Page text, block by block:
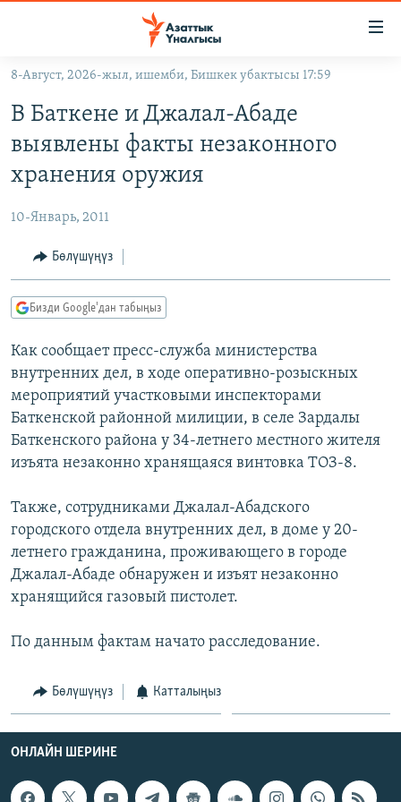
Навигацияга
өтүңүз
салыңыз
ЭКОНОМИКА
МАДАНИЯТ
БОРБОР АЗИЯ
УКРАИНА
АТАЙЫН ИЛИКТӨӨ
ТВ ПРОГРАММАЛАР
ЭКСПЕРТТЕР ТАЛДАЙТ
БИЗ ЖАНА ДҮЙНӨ
ДАНИСТЕ
ЭЖЕ-СИҢДИЛЕР
ӨЗГӨЧӨ ПИКИР
Русский
ОНЛАЙН ШЕРИНЕ
ЭЕ/АРнун бардык сайттары
8-Август, 2026-жыл, ишемби, Бишкек убактысы 17:59
В Баткене и Джалал-Абаде
выявлены факты незаконного
хранения оружия
10-Январь, 2011
Бөлүшүңүз
Бизди Google'дан табыңыз
Как сообщает пресс-служба министерства
внутренних дел, в ходе оперативно-розыскных
мероприятий участковыми инспекторами
Баткенской районной милиции, в селе Зардалы
Баткенского района у 34-летнего местного жителя
изъята незаконно хранящаяся винтовка ТОЗ-8.
Также, сотрудниками Джалал-Абадского
городского отдела внутренних дел, в доме у 20-
летнего гражданина, проживающего в городе
Джалал-Абаде обнаружен и изъят незаконно
хранящийся газовый пистолет.
По данным фактам начато расследование.
Бөлүшүңүз Катталыңыз
ОНЛАЙН ШЕРИНЕ